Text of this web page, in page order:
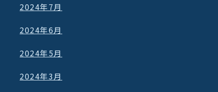
2024年7月
2024年6月
2024年5月
2024年3月